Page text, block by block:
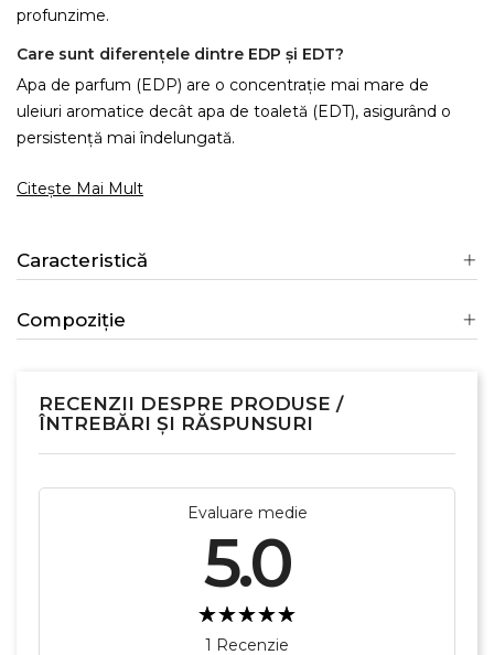
profunzime.
Care sunt diferențele dintre EDP și EDT?
Apa de parfum (EDP) are o concentrație mai mare de
uleiuri aromatice decât apa de toaletă (EDT), asigurând o
persistență mai îndelungată.
Citește Mai Mult
Caracteristică
Compoziție
RECENZII DESPRE PRODUSE /
ÎNTREBĂRI ȘI RĂSPUNSURI
Evaluare medie
5.0
1 Recenzie